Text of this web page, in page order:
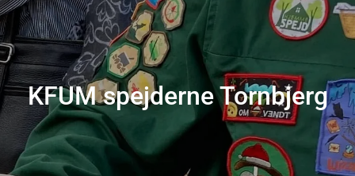
KFUM spejderne Tornbjerg